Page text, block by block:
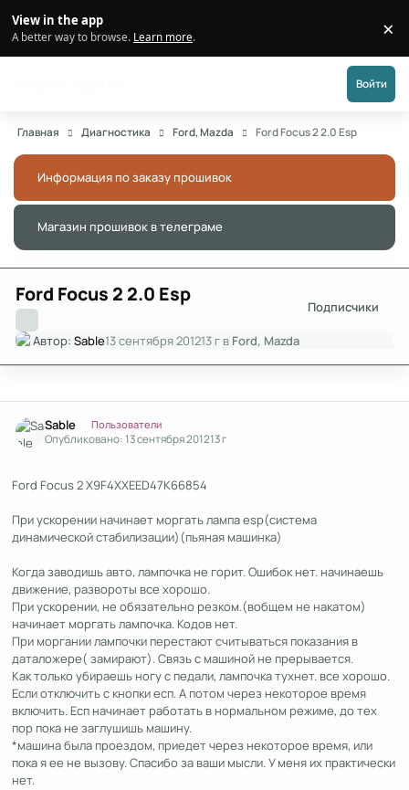
View in the app
A better way to browse. Learn more. ×
Войти
Главная Диагностика Ford, Mazda Ford Focus 2 2.0 Esp
Информация по заказу прошивок
Магазин прошивок в телеграме
Ford Focus 2 2.0 Esp
Подписчики
Автор:Sable13 сентября 201213 г в Ford, Mazda
Sable Пользователи
Опубликовано:13 сентября 201213 г
Ford Focus 2 X9F4XXEED47K66854
При ускорении начинает моргать лампа esp(система
динамической стабилизации)(пьяная машинка)
Когда заводишь авто, лампочка не горит. Ошибок нет. начинаешь
движение, развороты все хорошо.
При ускорении, не обязательно резком.(вобщем не накатом)
начинает моргать лампочка. Кодов нет.
При моргании лампочки перестают считываться показания в
даталожере( замирают). Связь с машиной не прерывается.
Как только убираешь ногу с педали, лампочка тухнет. все хорошо.
Если отключить с кнопки есп. А потом через некоторое время
включить. Есп начинает работать в нормальном режиме, до тех
пор пока не заглушишь машину.
*машина была проездом, приедет через некоторое время, или
пока я ее не вызову. Спасибо за ваши мысли. У меня их практически
нет.